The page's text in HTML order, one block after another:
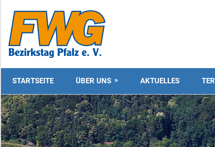
Inhalt
springen
Pfalz
STARTSEITE ÜBER UNS AKTUELLES